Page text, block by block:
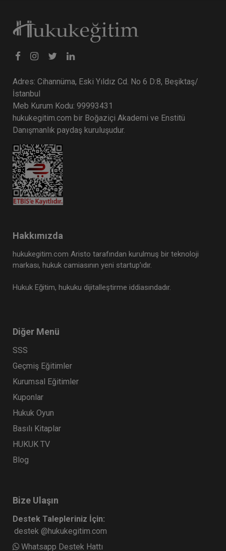
Adres: Cihannüma, Eski Yıldız Cd. No 6 D:8, Beşiktaş/
İstanbul
Meb Kurum Kodu: 99993431
hukukegitim.com bir Boğaziçi Akademi ve Enstitü
Danışmanlık paydaş kuruluşudur.
Hakkımızda
hukukegitim.com Aristo tarafından kurulmuş bir teknoloji
markası, hukuk camiasının yeni startup’ıdır.
Hukuk Eğitim, hukuku dijitalleştirme iddiasındadır.
Diğer Menü
SSS
Geçmiş Eğitimler
Kurumsal Eğitimler
Kuponlar
Hukuk Oyun
Basılı Kitaplar
HUKUK TV
Blog
Bize Ulaşın
Destek Talepleriniz İçin:
destek @hukukegitim.com
Whatsapp Destek Hattı